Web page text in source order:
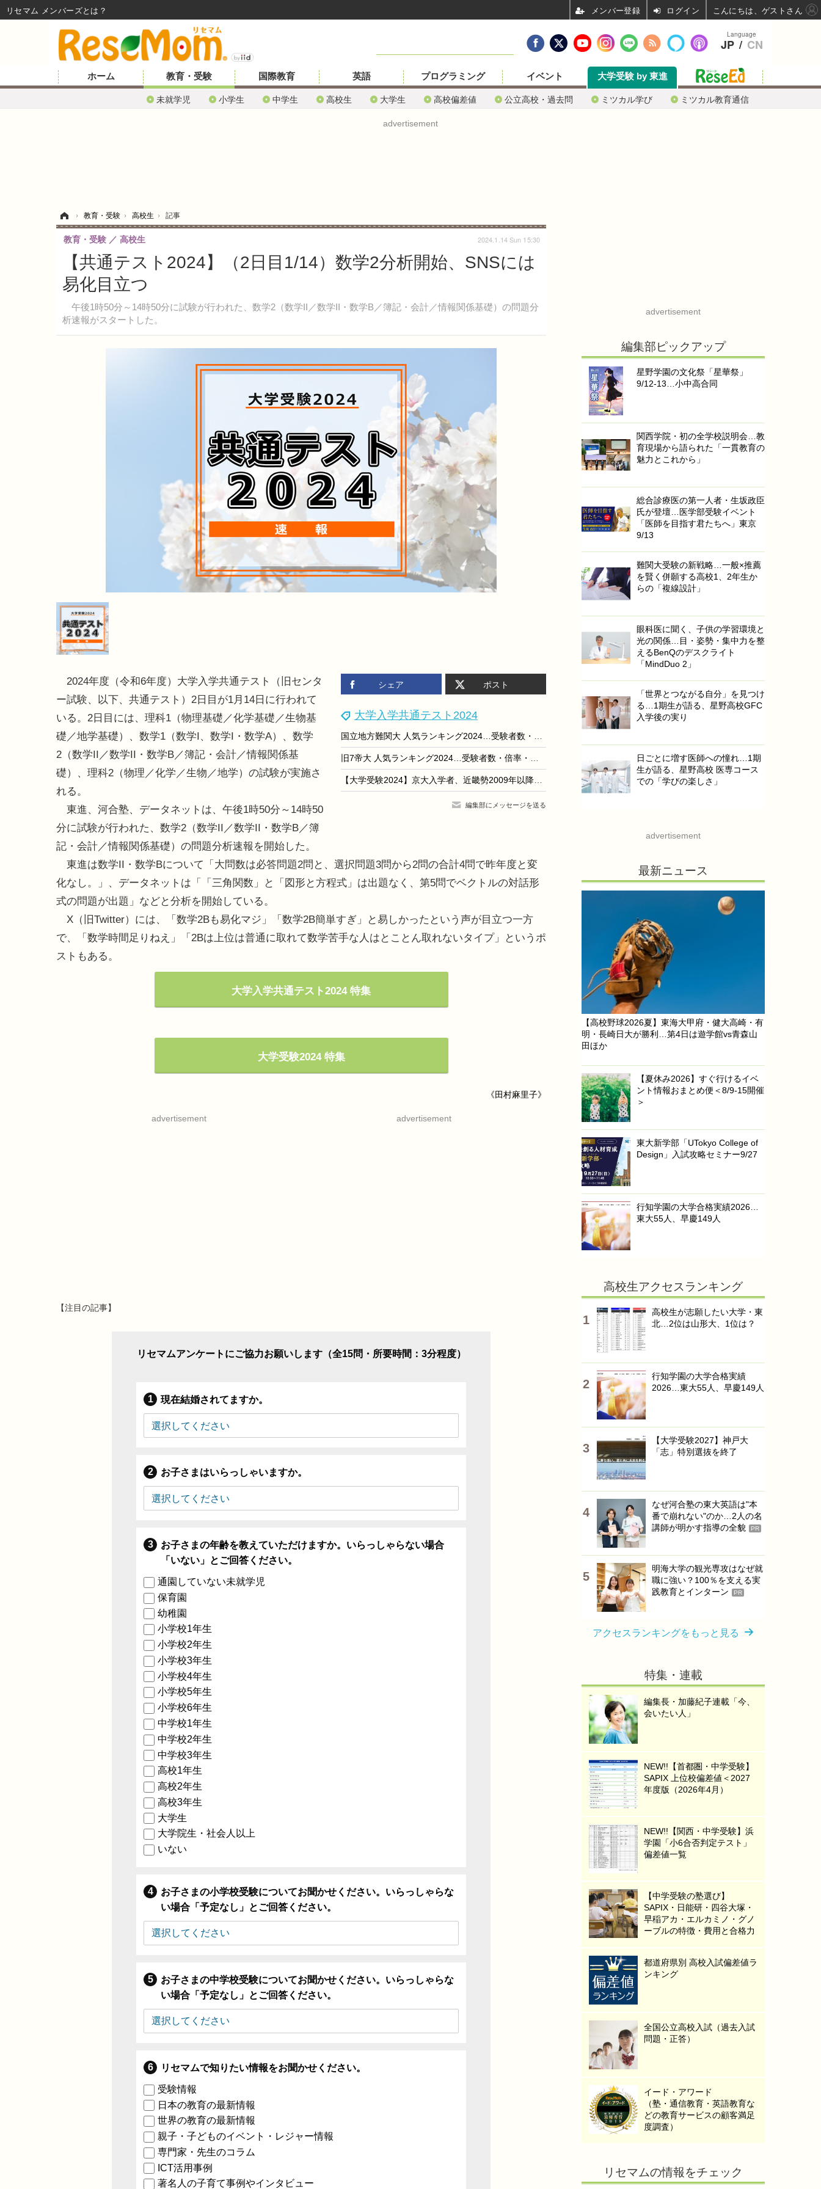
ホーム 教育・受験
未就学児 小学生 中学生 高校生 大学生 高校偏差値 公立高校・過去問 ミツカル学び ミツカル教育通信
国際教育 英語 プログラミング イベント 大学受験 by 東進
advertisement
› 教育・受験 › 高校生 › 記事
【共通テスト2024】（2日目1/14）数学2分析開始、SNSには
易化目立つ
午後1時50分～14時50分に試験が行われた、数学2（数学II／数学II・数学B／簿記・会計／情報関係基礎）の問題分
析速報がスタートした。
教育・受験 高校生 2024.1.14 Sun 15:30
シェア ポスト
大学入学共通テスト2024
国立地方難関大 人気ランキング2024…受験者数・倍率・辞退率
旧7帝大 人気ランキング2024…受験者数・倍率・入学辞退率
【大学受験2024】京大入学者、近畿勢2009年以降の最低値に
編集部にメッセージを送る
2024年度（令和6年度）大学入学共通テスト（旧センタ
ー試験、以下、共通テスト）2日目が1月14日に行われて
いる。2日目には、理科1（物理基礎／化学基礎／生物基
礎／地学基礎）、数学1（数学I、数学I・数学A）、数学
2（数学II／数学II・数学B／簿記・会計／情報関係基
礎）、理科2（物理／化学／生物／地学）の試験が実施さ
れる。
東進、河合塾、データネットは、午後1時50分～14時50
分に試験が行われた、数学2（数学II／数学II・数学B／簿
記・会計／情報関係基礎）の問題分析速報を開始した。
東進は数学II・数学Bについて「大問数は必答問題2問と、選択問題3問から2問の合計4問で昨年度と変
化なし。」、データネットは「「三角関数」と「図形と方程式」は出題なく、第5問でベクトルの対話形
式の問題が出題」などと分析を開始している。
X（旧Twitter）には、「数学2Bも易化マジ」「数学2B簡単すぎ」と易しかったという声が目立つ一方
で、「数学時間足りねえ」「2Bは上位は普通に取れて数学苦手な人はとことん取れないタイプ」というポ
ストもある。
大学入学共通テスト2024 特集
大学受験2024 特集
《田村麻里子》
advertisement advertisement
【注目の記事】
リセマムアンケートにご協力お願いします（全15問・所要時間：3分程度）
現在結婚されてますか。
お子さまはいらっしゃいますか。
お子さまの年齢を教えていただけますか。いらっしゃらない場合
「いない」とご回答ください。
通園していない未就学児
保育園
幼稚園
小学校1年生
小学校2年生
小学校3年生
小学校4年生
小学校5年生
小学校6年生
中学校1年生
中学校2年生
中学校3年生
高校1年生
高校2年生
高校3年生
大学生
大学院生・社会人以上
いない
お子さまの小学校受験についてお聞かせください。いらっしゃらな
い場合「予定なし」とご回答ください。
お子さまの中学校受験についてお聞かせください。いらっしゃらな
い場合「予定なし」とご回答ください。
リセマムで知りたい情報をお聞かせください。
受験情報
日本の教育の最新情報
世界の教育の最新情報
親子・子どものイベント・レジャー情報
専門家・先生のコラム
ICT活用事例
著名人の子育て事例やインタビュー
advertisement
編集部ピックアップ
星野学園の文化祭「星華祭」
9/12-13…小中高合同
関西学院・初の全学校説明会…教
育現場から語られた「一貫教育の
魅力とこれから」
総合診療医の第一人者・生坂政臣
氏が登壇…医学部受験イベント
「医師を目指す君たちへ」東京
9/13
難関大受験の新戦略…一般×推薦
を賢く併願する高校1、2年生か
らの「複線設計」
眼科医に聞く、子供の学習環境と
光の関係…目・姿勢・集中力を整
えるBenQのデスクライト
「MindDuo 2」
「世界とつながる自分」を見つけ
る…1期生が語る、星野高校GFC
入学後の実り
日ごとに増す医師への憧れ…1期
生が語る、星野高校 医専コース
での「学びの楽しさ」
advertisement
最新ニュース
【高校野球2026夏】東海大甲府・健大高崎・有
明・長崎日大が勝利…第4日は遊学館vs青森山
田ほか
【夏休み2026】すぐ行けるイベ
ント情報おまとめ便＜8/9-15開催
＞
東大新学部「UTokyo College of
Design」入試攻略セミナー9/27
行知学園の大学合格実績2026…
東大55人、早慶149人
高校生アクセスランキング
高校生が志願したい大学・東
北…2位は山形大、1位は？
行知学園の大学合格実績
2026…東大55人、早慶149人
【大学受験2027】神戸大
「志」特別選抜を終了
なぜ河合塾の東大英語は"本
番で崩れない"のか…2人の名
講師が明かす指導の全貌
PR
明海大学の観光専攻はなぜ就
職に強い？100％を支える実
践教育とインターン
PR
アクセスランキングをもっと見る
特集・連載
編集長・加藤紀子連載「今、
会いたい人」
NEW!!【首都圏・中学受験】
SAPIX 上位校偏差値＜2027
年度版（2026年4月）
NEW!!【関西・中学受験】浜
学園「小6合否判定テスト」
偏差値一覧
【中学受験の塾選び】
SAPIX・日能研・四谷大塚・
早稲アカ・エルカミノ・グノ
ーブルの特徴・費用と合格力
都道府県別 高校入試偏差値ラ
ンキング
全国公立高校入試（過去入試
問題・正答）
イード・アワード
（塾・通信教育・英語教育な
どの教育サービスの顧客満足
度調査）
リセマムの情報をチェック
Language
JP / CN
リセマム メンバーズ ログイン こんにちは、ゲストさん